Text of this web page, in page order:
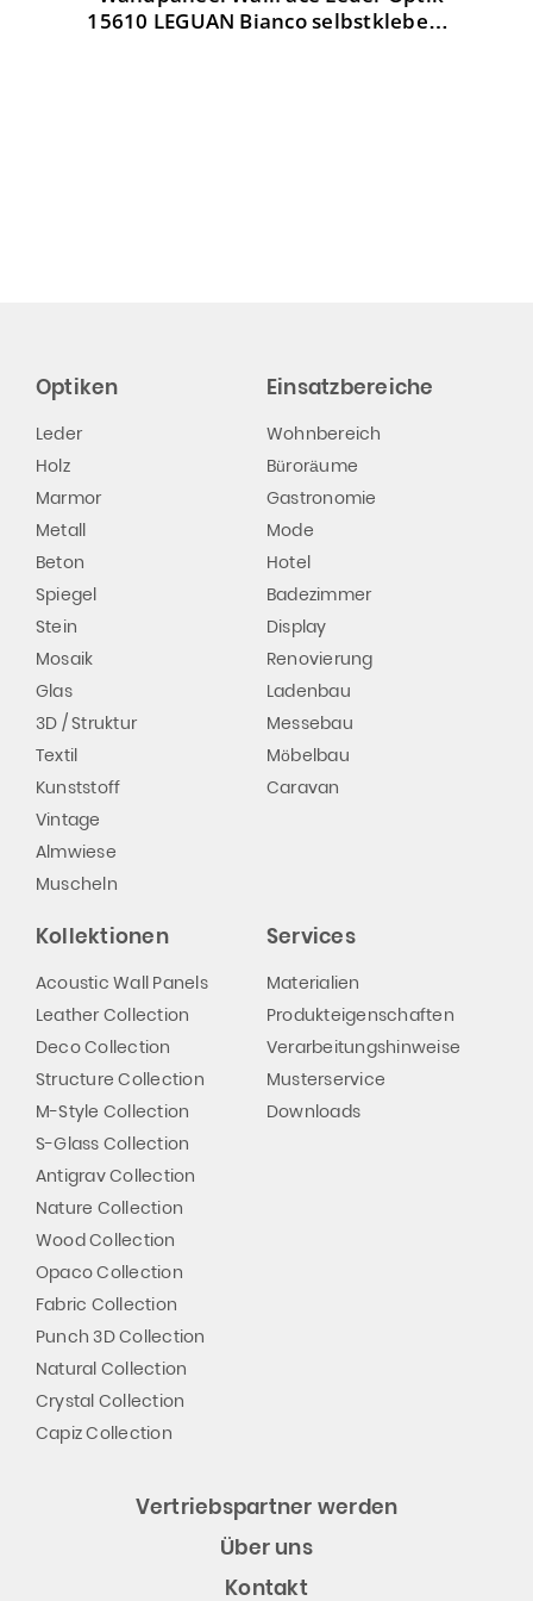
15610 LEGUAN Bianco selbstklebend
Optiken
Leder
Holz
Marmor
Metall
Beton
Spiegel
Stein
Mosaik
Glas
3D / Struktur
Textil
Kunststoff
Vintage
Almwiese
Muscheln
Einsatzbereiche
Wohnbereich
Büroräume
Gastronomie
Mode
Hotel
Badezimmer
Display
Renovierung
Ladenbau
Messebau
Möbelbau
Caravan
Kollektionen
Acoustic Wall Panels
Leather Collection
Deco Collection
Structure Collection
M-Style Collection
S-Glass Collection
Antigrav Collection
Nature Collection
Wood Collection
Opaco Collection
Fabric Collection
Punch 3D Collection
Natural Collection
Crystal Collection
Capiz Collection
Services
Materialien
Produkteigenschaften
Verarbeitungshinweise
Musterservice
Downloads
Vertriebspartner werden
Über uns
Kontakt